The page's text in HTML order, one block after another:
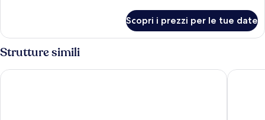
Superior
Scopri i prezzi per le tue date
Strutture simili
tent Playa de Palma Hotel